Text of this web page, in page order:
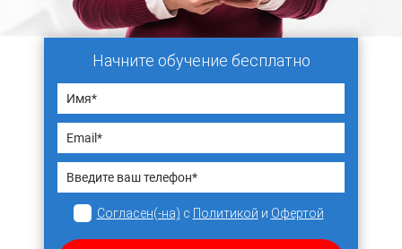
Начните обучение бесплатно
Согласен(-на) с Политикой и Офертой